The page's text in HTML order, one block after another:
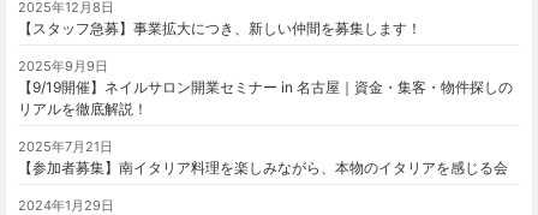
2025年12月8日
【スタッフ急募】事業拡大につき、新しい仲間を募集します！
2025年9月9日
【9/19開催】ネイルサロン開業セミナー in 名古屋｜資金・集客・物件探しの
リアルを徹底解説！
2025年7月21日
【参加者募集】南イタリア料理を楽しみながら、本物のイタリアを感じる会
2024年1月29日